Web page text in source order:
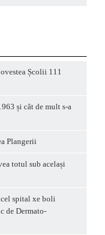
Școlii 111
și cât de mult s-a
Plangerii
totul sub același
spital xe boli
de Dermato-